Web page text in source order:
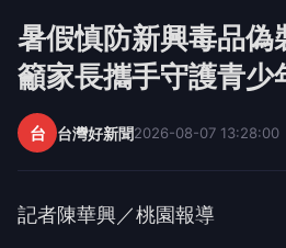
暑假慎防新興毒品
籲家長攜手守護青少
台 台灣好新聞2026-08-07 13:28:00
記者陳華興／桃園報導